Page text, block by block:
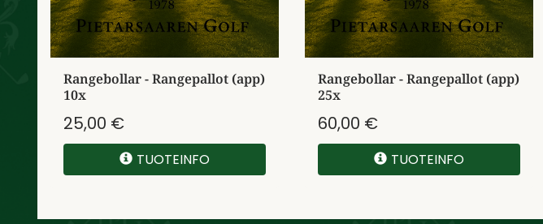
Rangebollar - Rangepallot (app)
10x
25,00 €
TUOTEINFO
Rangebollar - Rangepallot (app)
25x
60,00 €
TUOTEINFO